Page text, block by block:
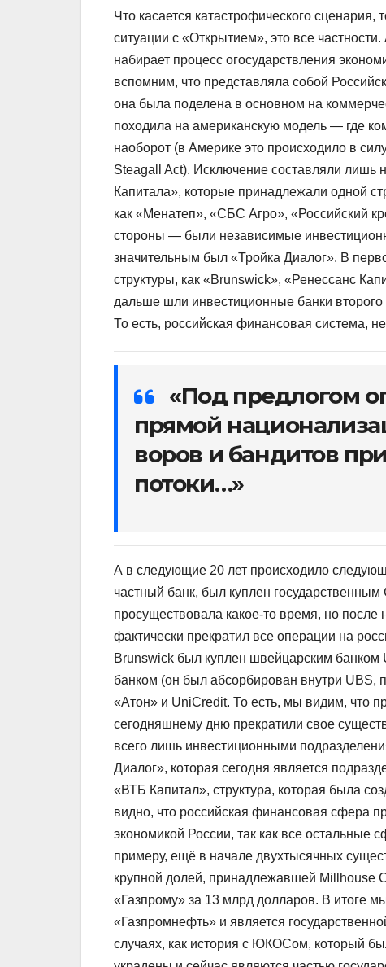
Что касается катастрофического
ситуации с «Открытием», это все
набирает процесс огосударствления
вспомним, что представляла собой
она была поделена в основном на
походила на американскую модель — где
наоборот (в Америке это происходило в
Steagall Act). Исключение составляли лишь
Капитала», которые принадлежали одной
как «Менатеп», «СБС Агро», «Российский
стороны — были независимые
значительным был «Тройка Диалог». В
структуры, как «Brunswick», «Ренессанс
дальше шли инвестиционные банки
То есть, российская финансовая система,
«Под предлогом
прямой
воров и бандитов
потоки…»
А в следующие 20 лет происходило
частный банк, был куплен
просуществовала какое-то время, но после
фактически прекратил все операции на
Brunswick был куплен швейцарским банком
банком (он был абсорбирован внутри UBS,
«Атон» и UniCredit. То есть, мы видим, что
сегодняшнему дню прекратили свое
всего лишь инвестиционными
Диалог», которая сегодня является
«ВТБ Капитал», структура, которая была
видно, что российская финансовая сфера
экономикой России, так как все остальные
примеру, ещё в начале двухтысячных
крупной долей, принадлежавшей Millhouse
«Газпрому» за 13 млрд долларов. В итоге
«Газпромнефть» и является
случаях, как история с ЮКОСом, который